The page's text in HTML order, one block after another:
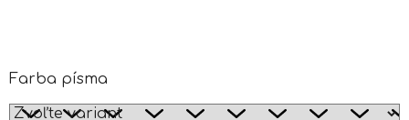
Farba písma